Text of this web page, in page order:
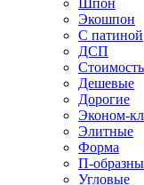
Шпон
Экошпон
С патиной
ДСП
Стоимость
Дешевые
Дорогие
Эконом-
Элитные
Форма
П-
Угловые